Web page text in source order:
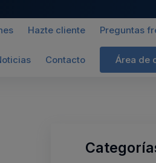
Hazte cliente Preguntas
Contacto Área de